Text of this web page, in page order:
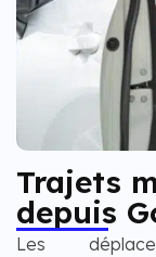
Trajets
depuis
Les